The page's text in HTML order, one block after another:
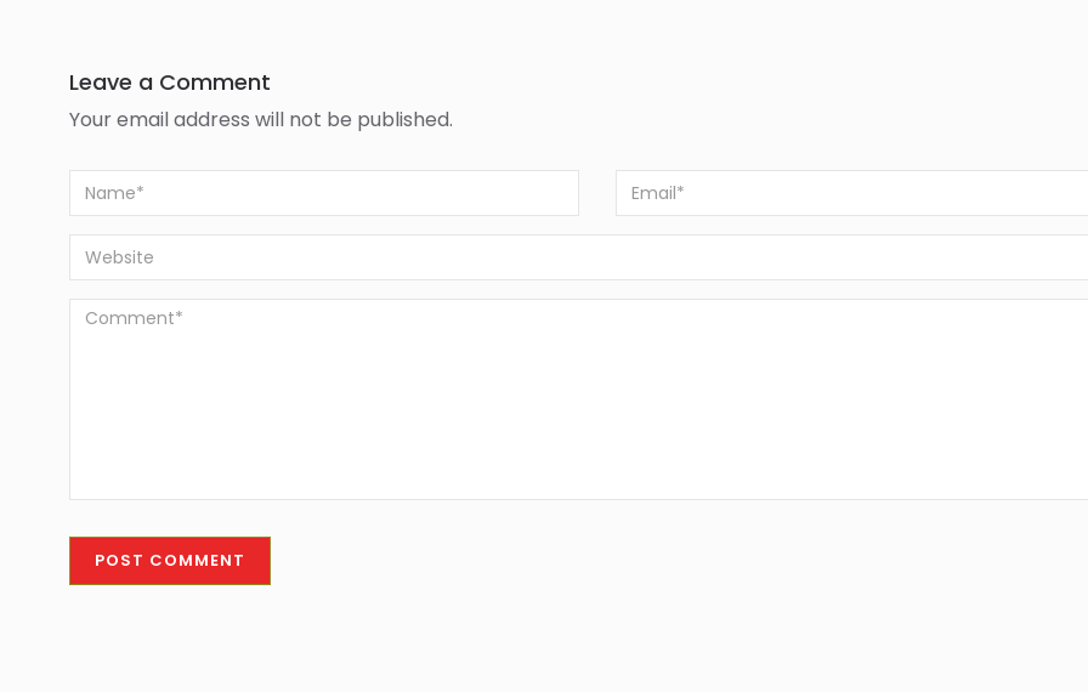
Leave a Comment
Your email address will not be published.